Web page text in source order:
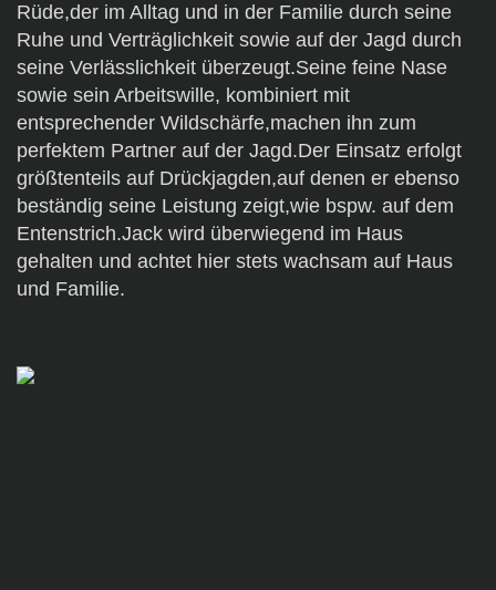
Rüde,der im Alltag und in der Familie durch seine
Ruhe und Verträglichkeit sowie auf der Jagd durch
seine Verlässlichkeit überzeugt.Seine feine Nase
sowie sein Arbeitswille, kombiniert mit
entsprechender Wildschärfe,machen ihn zum
perfektem Partner auf der Jagd.Der Einsatz erfolgt
größtenteils auf Drückjagden,auf denen er ebenso
beständig seine Leistung zeigt,wie bspw. auf dem
Entenstrich.Jack wird überwiegend im Haus
gehalten und achtet hier stets wachsam auf Haus
und Familie.